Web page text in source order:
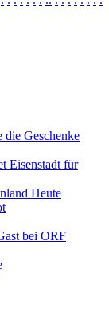
die Geschenke
Heute